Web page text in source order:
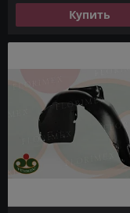
Купить